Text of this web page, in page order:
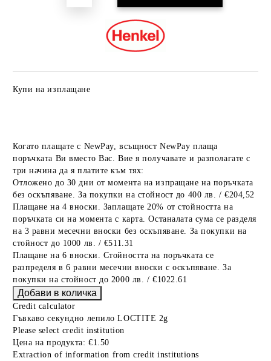
Купи на изплащане
Когато плащате с NewPay, всъщност NewPay плаща
поръчката Ви вместо Вас. Вие я получавате и разполагате с
три начина да я платите към тях:
Отложено до 30 дни от момента на изпращане на поръчката
без оскъпяване. За покупки на стойност до 400 лв. / €204,52
Плащане на 4 вноски. Заплащате 20% от стойността на
поръчката си на момента с карта. Останалата сума се разделя
на 3 равни месечни вноски без оскъпяване. За покупки на
стойност до 1000 лв. / €511.31
Плащане на 6 вноски. Стойността на поръчката се
разпределя в 6 равни месечни вноски с оскъпяване. За
покупки на стойност до 2000 лв. / €1022.61
Credit calculator
Гъвкаво секундно лепило LOCTITE 2g
Please select credit institution
Цена на продукта: €1.50
Extraction of information from credit institutions